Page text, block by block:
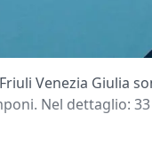
Venezia Giulia
Nel dettaglio: